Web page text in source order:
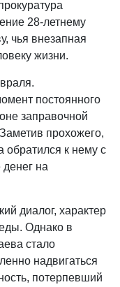
28-летнему
чья внезапная
жизни.
постоянного
заправочной
прохожего,
к нему с
на
диалог, характер
Однако в
стало
надвигаться
потерпевший